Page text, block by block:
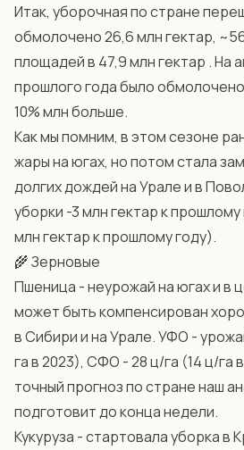
Итак, уборочная по стране
обмолочено 26,6 млн гектар,
площадей в 47,9 млн гектар . На
прошлого года было
10% млн больше.
Как мы помним, в этом сезоне
жары на югах, но потом стала
долгих дождей на Урале и в
уборки -3 млн гектар к
млн гектар к прошлому году).
🌾 Зерновые
Пшеница - неурожай на югах и в
может быть компенсирован
в Сибири и на Урале. УФО -
га в 2023), СФО - 28 ц/га (14 ц/га
точный прогноз по стране наш
подготовит до конца недели.
Кукуруза - стартовала уборка в